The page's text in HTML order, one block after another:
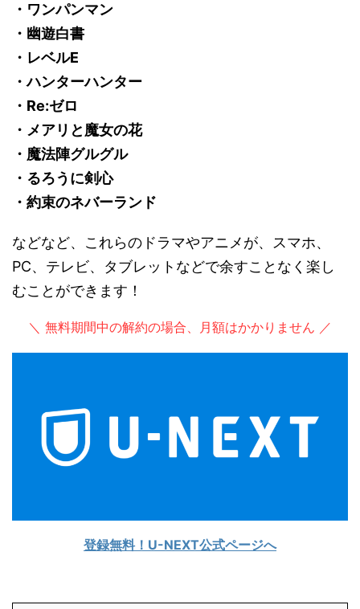
・ワンパンマン
・幽遊白書
・レベルE
・ハンターハンター
・Re:ゼロ
・メアリと魔女の花
・魔法陣グルグル
・るろうに剣心
・約束のネバーランド
などなど、これらのドラマやアニメが、スマホ、
PC、テレビ、タブレットなどで余すことなく楽し
むことができます！
＼ 無料期間中の解約の場合、月額はかかりません ／
登録無料！U-NEXT公式ページへ